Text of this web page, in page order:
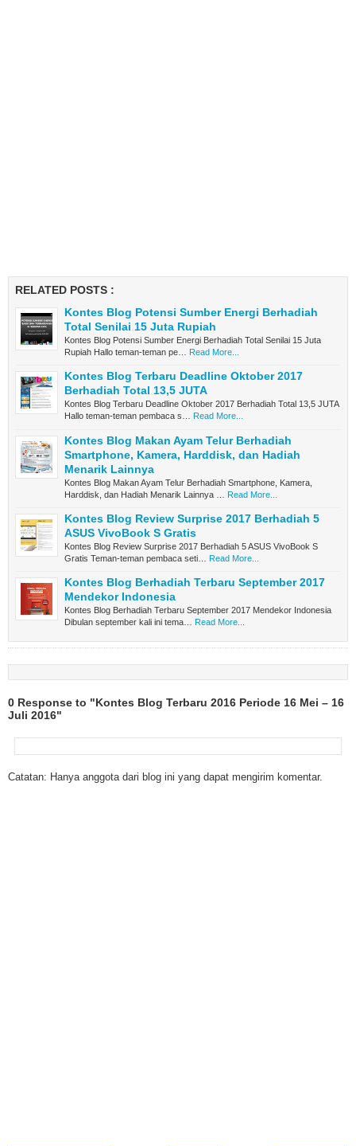
RELATED POSTS :
Kontes Blog Potensi Sumber Energi Berhadiah
Total Senilai 15 Juta Rupiah
Kontes Blog Potensi Sumber Energi Berhadiah Total Senilai 15 Juta
Rupiah Hallo teman-teman pe…
Read More...
Kontes Blog Terbaru Deadline Oktober 2017
Berhadiah Total 13,5 JUTA
Kontes Blog Terbaru Deadline Oktober 2017 Berhadiah Total 13,5 JUTA
Hallo teman-teman pembaca s… Read More...
Kontes Blog Makan Ayam Telur Berhadiah
Smartphone, Kamera, Harddisk, dan Hadiah
Menarik Lainnya
Kontes Blog Makan Ayam Telur Berhadiah Smartphone, Kamera,
Harddisk, dan Hadiah Menarik Lainnya …
Read More...
Kontes Blog Review Surprise 2017 Berhadiah 5
ASUS VivoBook S Gratis
Kontes Blog Review Surprise 2017 Berhadiah 5 ASUS VivoBook S
Gratis Teman-teman pembaca seti…
Read More...
Kontes Blog Berhadiah Terbaru September 2017
Mendekor Indonesia
Kontes Blog Berhadiah Terbaru September 2017 Mendekor Indonesia
Dibulan september kali ini tema…
Read More...
0 Response to "Kontes Blog Terbaru 2016 Periode 16 Mei – 16
Juli 2016"
Catatan: Hanya anggota dari blog ini yang dapat mengirim komentar.